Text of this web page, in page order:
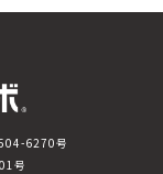
6270号
号